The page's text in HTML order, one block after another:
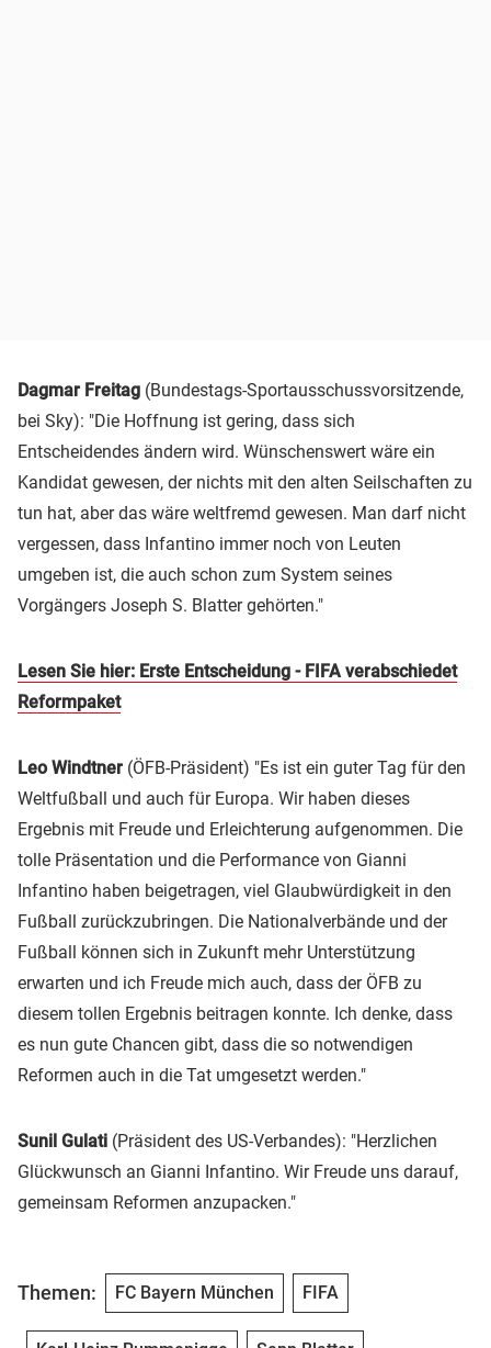
Dagmar Freitag (Bundestags-Sportausschussvorsitzende,
bei Sky): "Die Hoffnung ist gering, dass sich
Entscheidendes ändern wird. Wünschenswert wäre ein
Kandidat gewesen, der nichts mit den alten Seilschaften zu
tun hat, aber das wäre weltfremd gewesen. Man darf nicht
vergessen, dass Infantino immer noch von Leuten
umgeben ist, die auch schon zum System seines
Vorgängers Joseph S. Blatter gehörten."
Lesen Sie hier: Erste Entscheidung - FIFA verabschiedet
Reformpaket
Leo Windtner (ÖFB-Präsident) "Es ist ein guter Tag für den
Weltfußball und auch für Europa. Wir haben dieses
Ergebnis mit Freude und Erleichterung aufgenommen. Die
tolle Präsentation und die Performance von Gianni
Infantino haben beigetragen, viel Glaubwürdigkeit in den
Fußball zurückzubringen. Die Nationalverbände und der
Fußball können sich in Zukunft mehr Unterstützung
erwarten und ich Freude mich auch, dass der ÖFB zu
diesem tollen Ergebnis beitragen konnte. Ich denke, dass
es nun gute Chancen gibt, dass die so notwendigen
Reformen auch in die Tat umgesetzt werden."
Sunil Gulati (Präsident des US-Verbandes): "Herzlichen
Glückwunsch an Gianni Infantino. Wir Freude uns darauf,
gemeinsam Reformen anzupacken."
Themen: FC Bayern München FIFA